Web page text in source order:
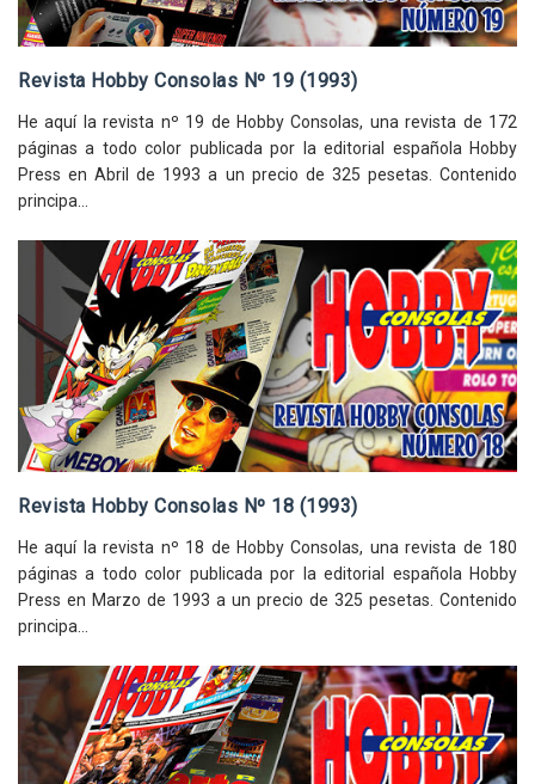
Revista Hobby Consolas Nº 19 (1993)
He aquí la revista nº 19 de Hobby Consolas, una revista de 172
páginas a todo color publicada por la editorial española Hobby
Press en Abril de 1993 a un precio de 325 pesetas. Contenido
principa...
Revista Hobby Consolas Nº 18 (1993)
He aquí la revista nº 18 de Hobby Consolas, una revista de 180
páginas a todo color publicada por la editorial española Hobby
Press en Marzo de 1993 a un precio de 325 pesetas. Contenido
principa...